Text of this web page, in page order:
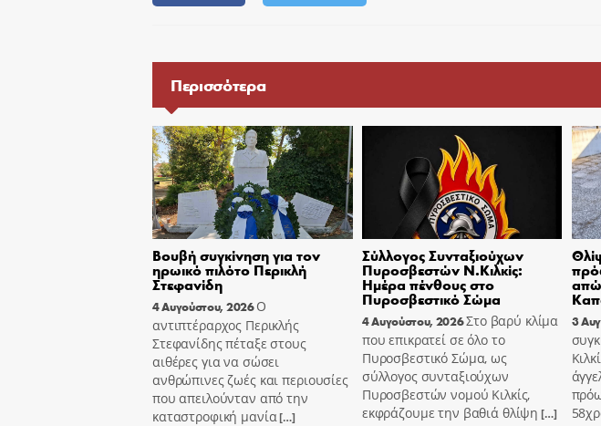
Περισσότερα
Βουβή συγκίνηση για τον
ηρωικό πιλότο Περικλή
Στεφανίδη
4 Αυγούστου, 2026Ο
αντιπτέραρχος Περικλής
Στεφανίδης πέταξε στους
αιθέρες για να σώσει
ανθρώπινες ζωές και περιουσίες
που απειλούνταν από την
καταστροφική μανία[…]
Σύλλογος Συνταξιούχων
Πυροσβεστών Ν.Κιλκίς:
Ημέρα πένθους στο
Πυροσβεστικό Σώμα
4 Αυγούστου, 2026Στο βαρύ κλίμα
που επικρατεί σε όλο το
Πυροσβεστικό Σώμα, ως
σύλλογος συνταξιούχων
Πυροσβεστών νομού Κιλκίς,
εκφράζουμε την βαθιά θλίψη […]
3